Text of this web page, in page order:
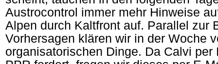
Austrocontrol immer mehr Hinweise
Alpen durch Kaltfront auf. Parallel zur
Vorhersagen klären wir in der Woche
organisatorischen Dinge. Da Calvi per